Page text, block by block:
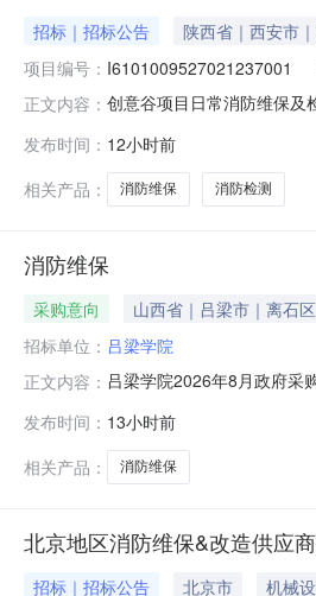
招标｜招标公告 陕西省｜西安市
项目编号： I6101009527021237001
正文内容： 创意谷项目日常消防维保及
编号：
发布时间： 12小时前
相关产品：
消防维保 消防检测
消防维保
采购意向 山西省｜吕梁市｜离石区
招标单位： 吕梁学院
正文内容： 吕梁学院2026年8月政府采
动报警及联动系统、应急
防系统设施设备运行正
发布时间： 13小时前
相关产品：
消防维保
北京地区消防维保&改造供应
招标｜招标公告 北京市 机械